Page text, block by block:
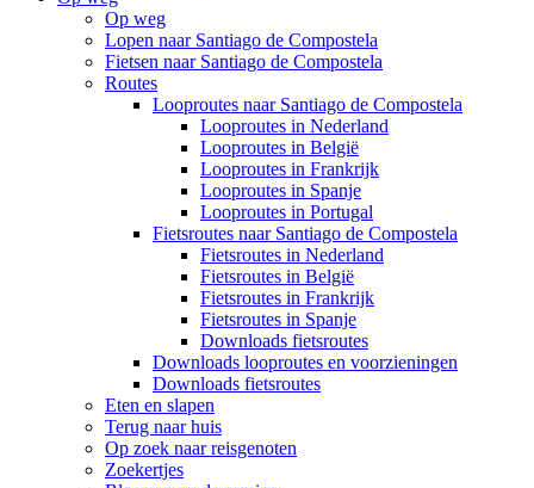
Op weg
Lopen naar Santiago de Compostela
Fietsen naar Santiago de Compostela
Routes
Looproutes naar Santiago de Compostela
Looproutes in Nederland
Looproutes in België
Looproutes in Frankrijk
Looproutes in Spanje
Looproutes in Portugal
Fietsroutes naar Santiago de Compostela
Fietsroutes in Nederland
Fietsroutes in België
Fietsroutes in Frankrijk
Fietsroutes in Spanje
Downloads fietsroutes
Downloads looproutes en voorzieningen
Downloads fietsroutes
Eten en slapen
Terug naar huis
Op zoek naar reisgenoten
Zoekertjes